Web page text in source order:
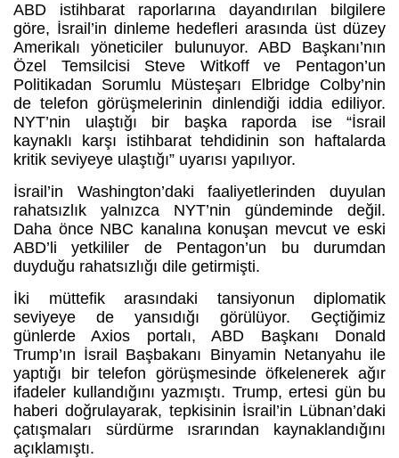
ABD istihbarat raporlarına dayandırılan bilgilere
göre, İsrail’in dinleme hedefleri arasında üst düzey
Amerikalı yöneticiler bulunuyor. ABD Başkanı’nın
Özel Temsilcisi Steve Witkoff ve Pentagon’un
Politikadan Sorumlu Müsteşarı Elbridge Colby’nin
de telefon görüşmelerinin dinlendiği iddia ediliyor.
NYT’nin ulaştığı bir başka raporda ise “İsrail
kaynaklı karşı istihbarat tehdidinin son haftalarda
kritik seviyeye ulaştığı” uyarısı yapılıyor.
İsrail’in Washington’daki faaliyetlerinden duyulan
rahatsızlık yalnızca NYT’nin gündeminde değil.
Daha önce NBC kanalına konuşan mevcut ve eski
ABD’li yetkililer de Pentagon’un bu durumdan
duyduğu rahatsızlığı dile getirmişti.
İki müttefik arasındaki tansiyonun diplomatik
seviyeye de yansıdığı görülüyor. Geçtiğimiz
günlerde Axios portalı, ABD Başkanı Donald
Trump’ın İsrail Başbakanı Binyamin Netanyahu ile
yaptığı bir telefon görüşmesinde öfkelenerek ağır
ifadeler kullandığını yazmıştı. Trump, ertesi gün bu
haberi doğrulayarak, tepkisinin İsrail’in Lübnan’daki
çatışmaları sürdürme ısrarından kaynaklandığını
açıklamıştı.